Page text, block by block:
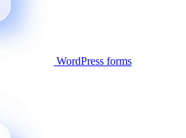
WordPress forms